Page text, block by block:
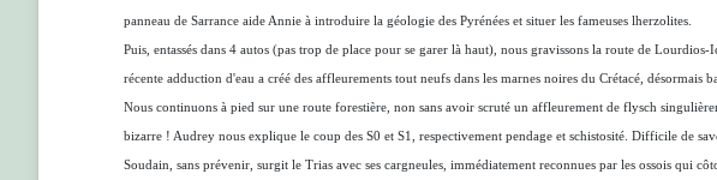
panneau de Sarrance aide Annie à introduire la géologie des Pyrénées et situer les fameuses lherzolites.
Puis, entassés dans 4 autos (pas trop de place pour se garer là haut), nous gravissons la route de
récente adduction d'eau a créé des affleurements tout neufs dans les marnes noires du Crétacé, désormais
Nous continuons à pied sur une route forestière, non sans avoir scruté un affleurement de flysch
bizarre ! Audrey nous explique le coup des S0 et S1, respectivement pendage et schistosité. Difficile de
Soudain, sans prévenir, surgit le Trias avec ses cargneules, immédiatement reconnues par les ossois qui